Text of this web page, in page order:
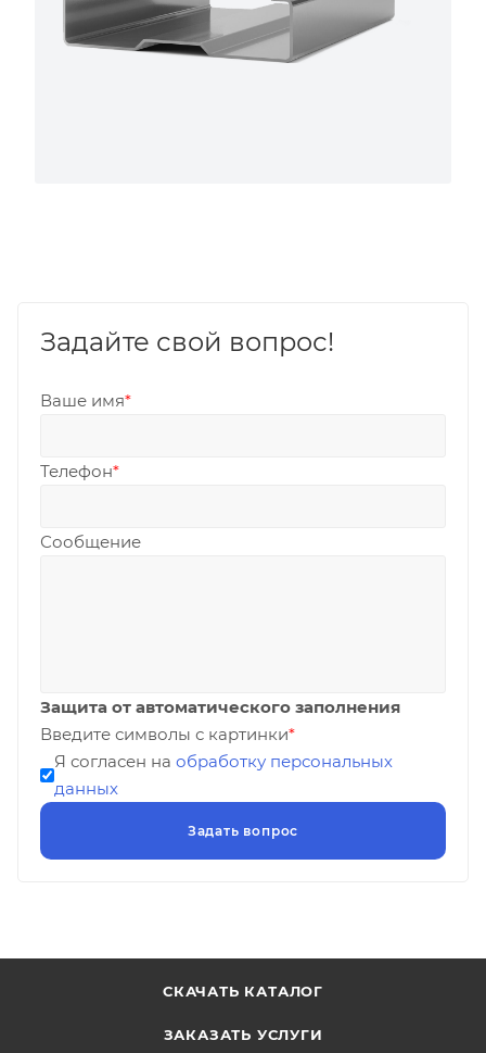
Задайте свой вопрос!
Ваше имя*
Телефон*
Сообщение
Защита от автоматического заполнения
Введите символы с картинки*
Я согласен на обработку персональных
данных
СКАЧАТЬ КАТАЛОГ
ЗАКАЗАТЬ УСЛУГИ